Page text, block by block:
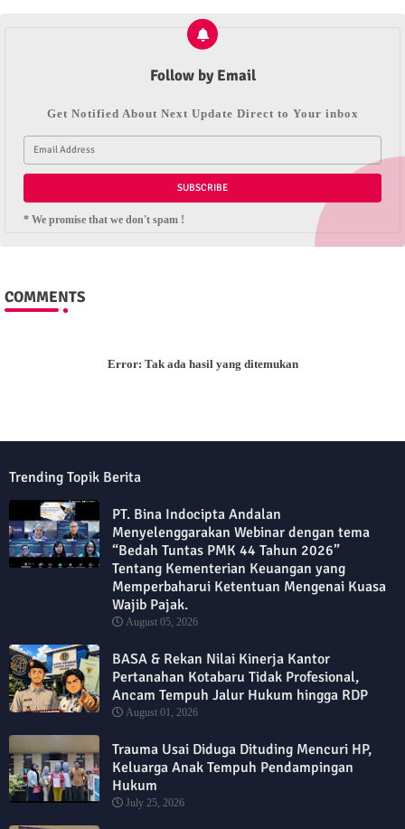
Follow by Email
Get Notified About Next Update Direct to Your inbox
* We promise that we don't spam !
COMMENTS
Error: Tak ada hasil yang ditemukan
Trending Topik Berita
PT. Bina Indocipta Andalan
Menyelenggarakan Webinar dengan tema
“Bedah Tuntas PMK 44 Tahun 2026”
Tentang Kementerian Keuangan yang
Memperbaharui Ketentuan Mengenai Kuasa
Wajib Pajak.
August 05, 2026
BASA & Rekan Nilai Kinerja Kantor
Pertanahan Kotabaru Tidak Profesional,
Ancam Tempuh Jalur Hukum hingga RDP
August 01, 2026
Trauma Usai Diduga Dituding Mencuri HP,
Keluarga Anak Tempuh Pendampingan
Hukum
July 25, 2026